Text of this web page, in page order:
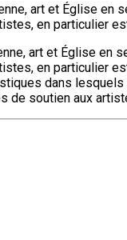
art et Église en
en particulier
art et Église en
en particulier
dans
soutien aux